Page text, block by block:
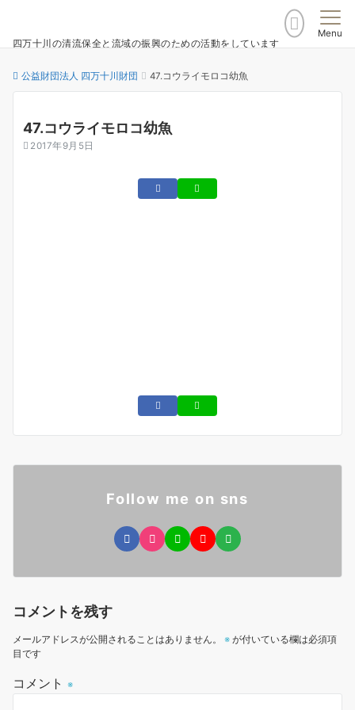
四万十川の清流保全と流域の振興のための活動をしています
Menu
公益財団法人 四万十川財団 47.コウライモロコ幼魚
47.コウライモロコ幼魚
2017年9月5日
Follow me on sns
コメントを残す
メールアドレスが公開されることはありません。 ※ が付いている欄は必須項
目です
コメント ※